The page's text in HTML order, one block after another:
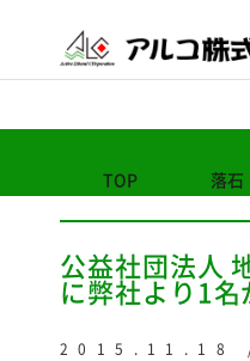
TOP 落石
公益社団法人
に弊社より1
2015.11.18 /